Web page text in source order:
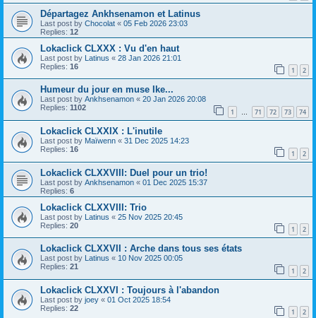
Départagez Ankhsenamon et Latinus
Last post by Chocolat « 05 Feb 2026 23:03
Replies: 12
Lokaclick CLXXX : Vu d'en haut
Last post by Latinus « 28 Jan 2026 21:01
Replies: 16 1 2
Humeur du jour en muse Ike...
Last post by Ankhsenamon « 20 Jan 2026 20:08
Replies: 1102 1 … 71 72 73 74
Lokaclick CLXXIX : L'inutile
Last post by Maïwenn « 31 Dec 2025 14:23
Replies: 16 1 2
Lokaclick CLXXVIII: Duel pour un trio!
Last post by Ankhsenamon « 01 Dec 2025 15:37
Replies: 6
Lokaclick CLXXVIII: Trio
Last post by Latinus « 25 Nov 2025 20:45
Replies: 20 1 2
Lokaclick CLXXVII : Arche dans tous ses états
Last post by Latinus « 10 Nov 2025 00:05
Replies: 21 1 2
Lokaclick CLXXVI : Toujours à l'abandon
Last post by joey « 01 Oct 2025 18:54
Replies: 22 1 2